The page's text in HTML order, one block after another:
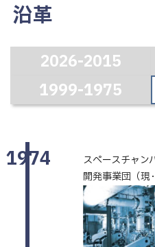
沿革
2026-2015
1999-1975
1974
スペースチャン
開発事業団（現